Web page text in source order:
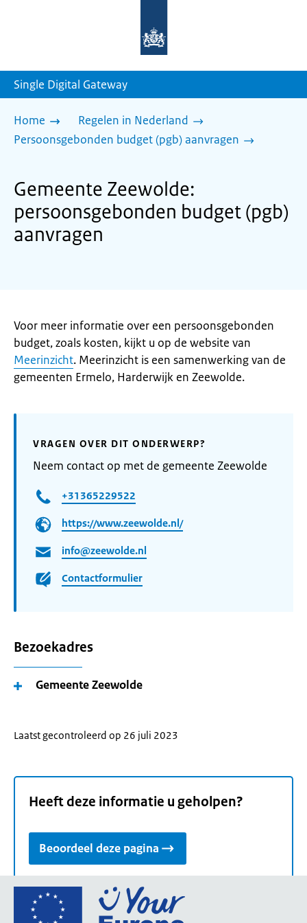
homepage
Single Digital Gateway
Home
Regelen in Nederland
Persoonsgebonden budget (pgb) aanvragen
Gemeente Zeewolde:
persoonsgebonden budget (pgb)
aanvragen
Voor meer informatie over een persoonsgebonden
budget, zoals kosten, kijkt u op de website van
Meerinzicht. Meerinzicht is een samenwerking van de
gemeenten Ermelo, Harderwijk en Zeewolde.
VRAGEN OVER DIT ONDERWERP?
Neem contact op met de gemeente Zeewolde
+31365229522
https://www.zeewolde.nl/
info@zeewolde.nl
Contactformulier
Bezoekadres
Gemeente Zeewolde
Laatst gecontroleerd op 26 juli 2023
Heeft deze informatie u geholpen?
Beoordeel deze pagina
Ga